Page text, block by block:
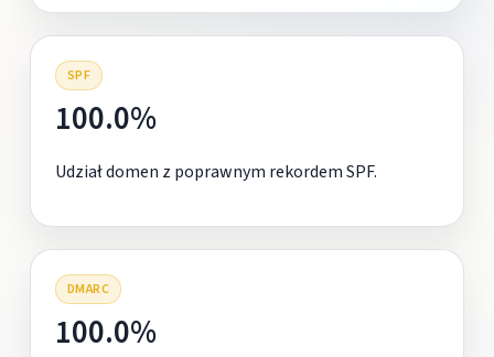
SPF
100.0%
Udział domen z poprawnym rekordem SPF.
DMARC
100.0%